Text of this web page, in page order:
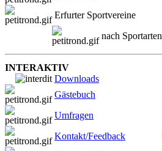
Erfurter Sportvereine
nach Sportarten
INTERAKTIV
Downloads
Gästebuch
Umfragen
Kontakt/Feedback